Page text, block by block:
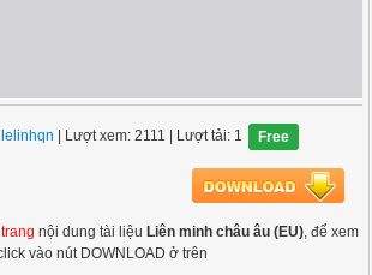
lelinhqn | Lượt xem: 2111 | Lượt tải: 1 Free
nội dung tài liệu Liên minh châu âu (EU), để xem
vào nút DOWNLOAD ở trên